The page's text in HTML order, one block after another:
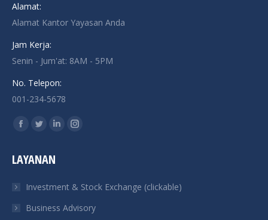
Alamat:
Alamat Kantor Yayasan Anda
Jam Kerja:
Senin - Jum'at: 8AM - 5PM
No. Telepon:
001-234-5678
Find us on:
Facebook
opens
new
window
Twitter
opens
new
window
Linkedin
new
window
Instagram
new
window
LAYANAN
Investment & Stock Exchange (clickable)
Business Advisory